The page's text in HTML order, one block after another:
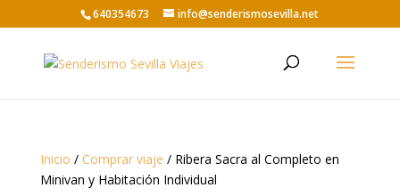
640354673 info@senderismosevilla.net
Inicio / Comprar viaje / Ribera Sacra al Completo en
Minivan y Habitación Individual